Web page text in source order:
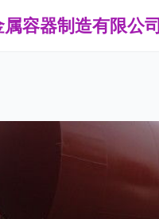
容器制造有限公司